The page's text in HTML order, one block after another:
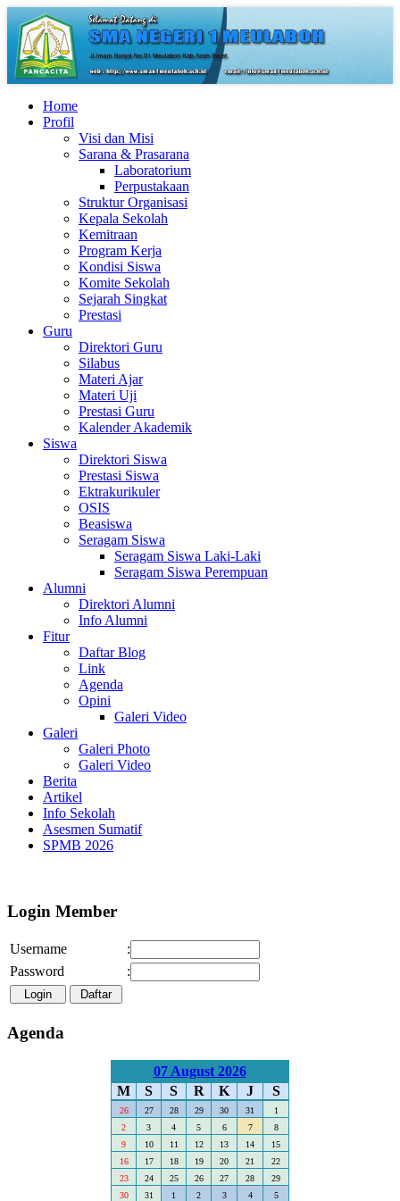
Home
Profil
Visi dan Misi
Sarana & Prasarana
Laboratorium
Perpustakaan
Struktur Organisasi
Kepala Sekolah
Kemitraan
Program Kerja
Kondisi Siswa
Komite Sekolah
Sejarah Singkat
Prestasi
Guru
Direktori Guru
Silabus
Materi Ajar
Materi Uji
Prestasi Guru
Kalender Akademik
Siswa
Direktori Siswa
Prestasi Siswa
Ektrakurikuler
OSIS
Beasiswa
Seragam Siswa
Seragam Siswa Laki-Laki
Seragam Siswa Perempuan
Alumni
Direktori Alumni
Info Alumni
Fitur
Daftar Blog
Link
Agenda
Opini
Galeri Video
Galeri
Galeri Photo
Galeri Video
Berita
Artikel
Info Sekolah
Asesmen Sumatif
SPMB 2026
Login Member
Username
:
Password
:
Agenda
07 August 2026
M
S S R K J S
26 27 28 29 30 31
1
2
3 4 5 6 7
8
9
10 11 12 13 14
15
16
17 18 19 20 21
22
23
24 25 26 27 28
29
30
31 1 2 3 4 5